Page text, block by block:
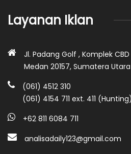
Layanan Iklan
Jl. Padang Golf , Komplek
Medan 20157, Sumatera Utara
(061) 4512 310
(061) 4154 711 ext. 411 (Hunting)
+62 811 6084 711
analisadaily123@gmail.com